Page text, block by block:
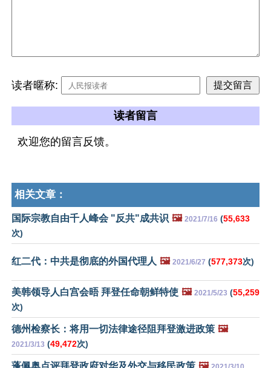
读者暱称:
读者留言
欢迎您的留言反馈。
相关文章：
国际宗教自由千人峰会 "反共"成共识 🖼️ 2021/7/16 (55,633
次)
红二代：中共是彻底的外国代理人 🖼️ 2021/6/27 (577,373次)
美韩领导人白宫会晤 拜登任命朝鲜特使 🖼️ 2021/5/23 (55,259
次)
德州检察长：将用一切法律途径阻拜登激进政策 🖼️
2021/3/13 (49,472次)
蓬佩奥点评拜登政府对华及外交与移民政策 🖼️